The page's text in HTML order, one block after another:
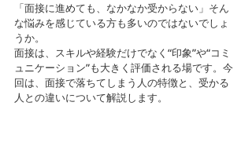
「面接に進めても、なかなか受からない」そん
な悩みを感じている方も多いのではないでしょ
うか。
面接は、スキルや経験だけでなく“印象”や“コミ
ュニケーション”も大きく評価される場です。今
回は、面接で落ちてしまう人の特徴と、受かる
人との違いについて解説します。